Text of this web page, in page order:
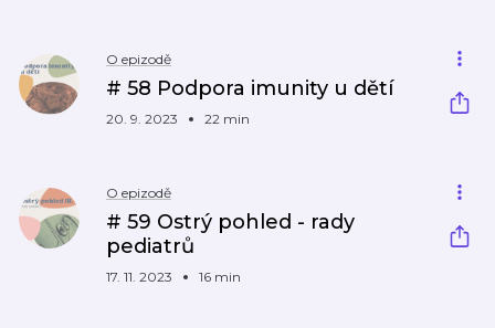
O epizodě
# 58 Podpora imunity u dětí
20. 9. 2023 22 min
O epizodě
# 59 Ostrý pohled - rady
pediatrů
17. 11. 2023 16 min